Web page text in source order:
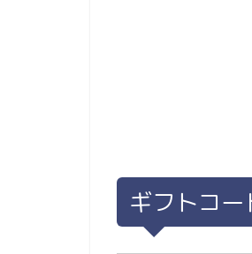
ギフトコ